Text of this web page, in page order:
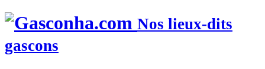
Nos lieux-dits
gascons